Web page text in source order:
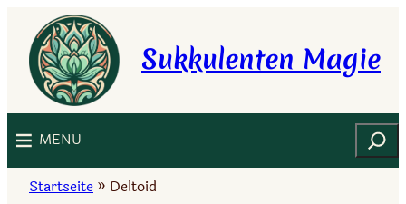
Inhalt
springen
Sukkulenten Magie
MENU Suchen
Startseite » Deltoid